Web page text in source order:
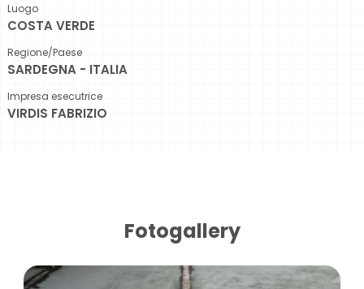
Luogo
COSTA VERDE
Regione/Paese
SARDEGNA - ITALIA
Impresa esecutrice
VIRDIS FABRIZIO
Fotogallery